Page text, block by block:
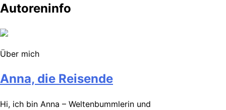
Autoreninfo
Über mich
Anna, die Reisende
Hi, ich bin Anna – Weltenbummlerin und